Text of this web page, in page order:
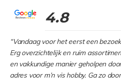
4.8
“Vandaag voor het eerst een
Erg overzichtelijk en ruim
en vakkundige manier geholpen
adres voor m’n vis hobby. Ga zo